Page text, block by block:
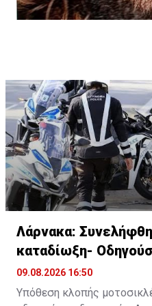
Λάρνακα:
καταδίωξη-
μοτοσικλέτα
09.08.2026 16:50
Υπόθεση κλοπής